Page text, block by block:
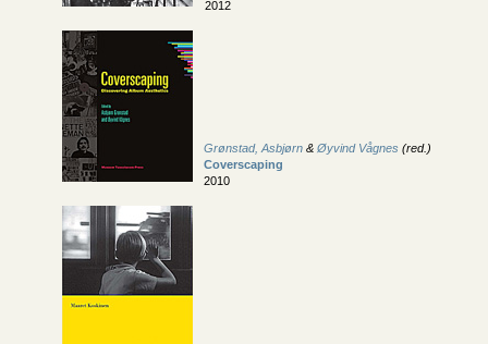
2012
Grønstad, Asbjørn & Øyvind Vågnes (red.)
Coverscaping
2010